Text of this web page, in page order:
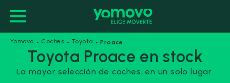
Yomovo · Coches · Toyota · Proace
Toyota Proace en stock
La mayor selección de coches, en un solo lugar.
Toyota Proace